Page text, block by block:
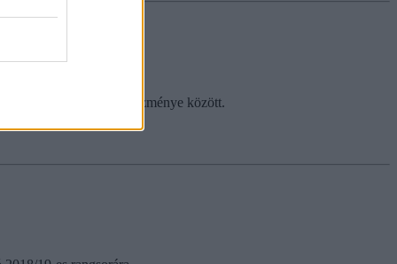
felsőoktatási intézménye között.